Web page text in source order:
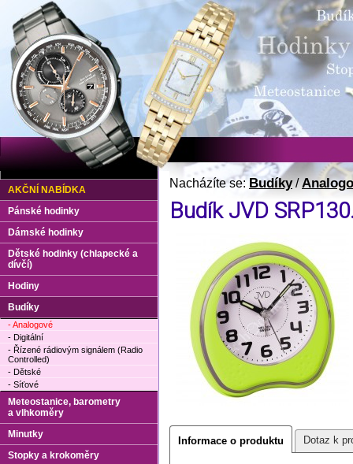
Nacházíte se:Budíky/
Budík JVD
Informace o produktu Dotaz k
AKČNÍ NABÍDKA
Pánské hodinky
Dámské hodinky
Dětské hodinky (chlapecké a
dívčí)
Hodiny
Budíky
- Analogové
- Digitální
- Řízené rádiovým signálem (Radio
Controlled)
- Dětské
- Síťové
Meteostanice, barometry
a vlhkoměry
Minutky
Stopky a krokoměry